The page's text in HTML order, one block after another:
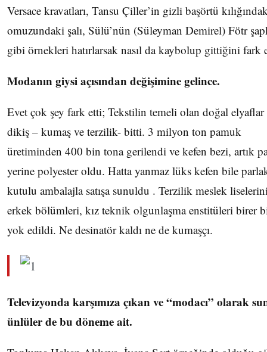
Versace kravatları, Tansu Çiller’in gizli başörtü
omuzundaki şalı, Sülü’nün (Süleyman Demirel) Fötr
gibi örnekleri hatırlarsak nasıl da kaybolup gittiğini fark
Modanın giysi açısından değişimine gelince.
Evet çok şey fark etti; Tekstilin temeli olan doğal elyaflar
dikiş – kumaş ve terzilik- bitti. 3 milyon ton pamuk
üretiminden 400 bin tona gerilendi ve kefen bezi, artık
yerine polyester oldu. Hatta yanmaz lüks kefen bile
kutulu ambalajla satışa sunuldu . Terzilik meslek
erkek bölümleri, kız teknik olgunlaşma enstitüleri birer
yok edildi. Ne desinatör kaldı ne de kumaşçı.
Televizyonda karşımıza çıkan ve “modacı” olarak
ünlüler de bu döneme ait.